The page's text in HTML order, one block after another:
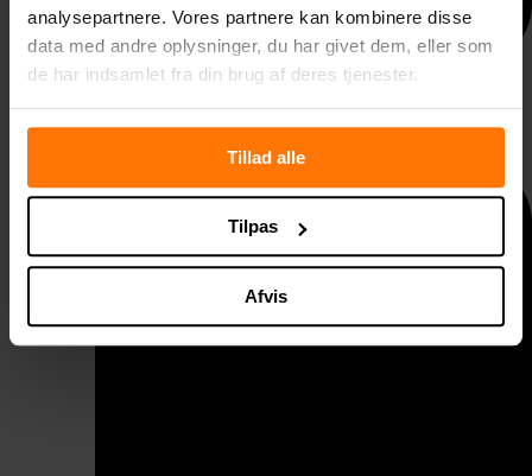
analysepartnere. Vores partnere kan kombinere disse
data med andre oplysninger, du har givet dem, eller som
de har indsamlet fra din brug af deres tjenester.
Tillad alle
Tilpas
Afvis
Taggelænder